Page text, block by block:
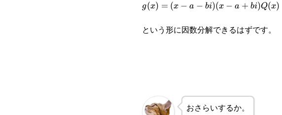
g(x)=(x-
g(x) = (x − a − bi)(x − a + bi)Q(x)
という形に因数分解できるはずです。
おさらいするか。